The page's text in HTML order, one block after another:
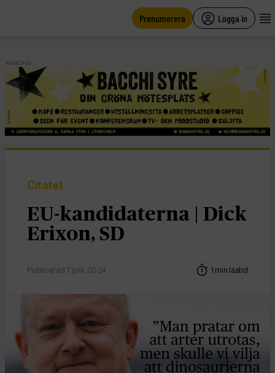
Prenumerera Logga in
ANNONS
Citatet
EU-kandidaterna | Dick
Erixon, SD
Publicerad 7 juni, 2024 1 min lästid